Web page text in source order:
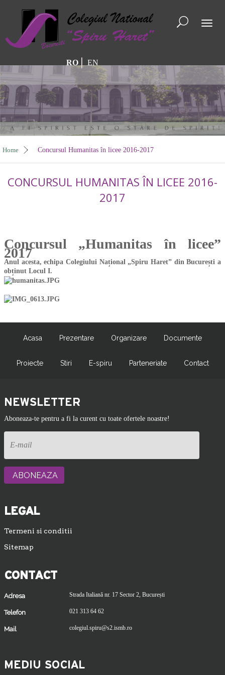
RO EN
Home Concursul Humanitas în licee 2016-2017
CONCURSUL HUMANITAS ÎN LICEE 2016-
2017
Concursul „Humanitas în licee”
2017
Anul acesta, echipa Colegiului Național „Spiru Haret” din București a
obținut Locul I.
Acasa Prezentare Organizare Documente
Proiecte Stiri E-spiru Parteneriate Contact
NEWSLETTER
Aboneaza-te pentru a fi la curent cu toate ofertele noastre!
LEGAL
Termeni si conditii
Sitemap
CONTACT
Adresa Strada Italiană nr. 17 Sector 2, București
Telefon 021 313 64 62
Mail colegiul.spiru@s2.ismb.ro
MEDIU SOCIAL